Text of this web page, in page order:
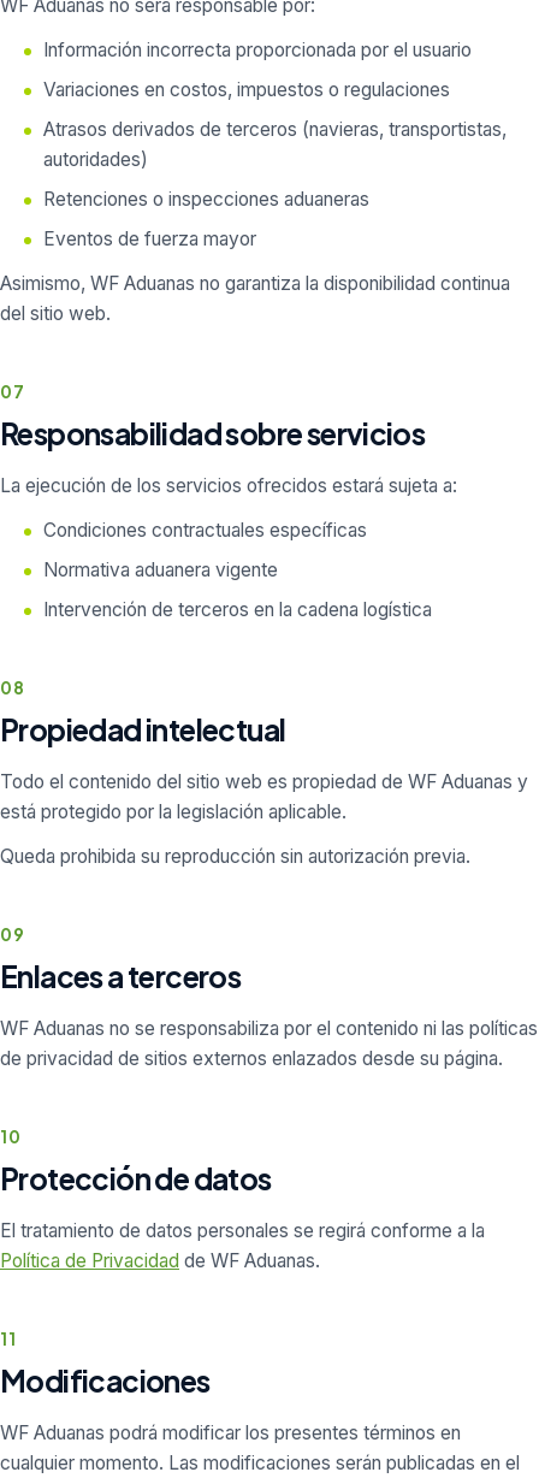
WF Aduanas no será responsable por:
Información incorrecta proporcionada por el usuario
Variaciones en costos, impuestos o regulaciones
Atrasos derivados de terceros (navieras, transportistas,
autoridades)
Retenciones o inspecciones aduaneras
Eventos de fuerza mayor
Asimismo, WF Aduanas no garantiza la disponibilidad continua
del sitio web.
07
Responsabilidad sobre servicios
La ejecución de los servicios ofrecidos estará sujeta a:
Condiciones contractuales específicas
Normativa aduanera vigente
Intervención de terceros en la cadena logística
08
Propiedad intelectual
Todo el contenido del sitio web es propiedad de WF Aduanas y
está protegido por la legislación aplicable.
Queda prohibida su reproducción sin autorización previa.
09
Enlaces a terceros
WF Aduanas no se responsabiliza por el contenido ni las políticas
de privacidad de sitios externos enlazados desde su página.
10
Protección de datos
El tratamiento de datos personales se regirá conforme a la
Política de Privacidad de WF Aduanas.
11
Modificaciones
WF Aduanas podrá modificar los presentes términos en
cualquier momento. Las modificaciones serán publicadas en el